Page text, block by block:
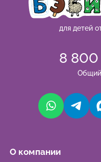
для детей
8 800
Общий
О компании